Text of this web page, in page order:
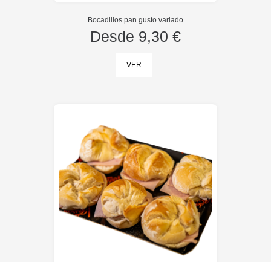
Bocadillos pan gusto variado
Desde 9,30 €
VER